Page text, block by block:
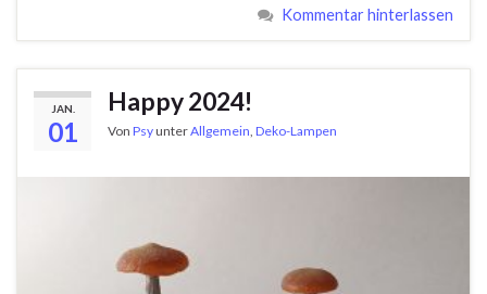
Kommentar hinterlassen
JAN.
01
Happy 2024!
Von PsyunterAllgemein, Deko-Lampen